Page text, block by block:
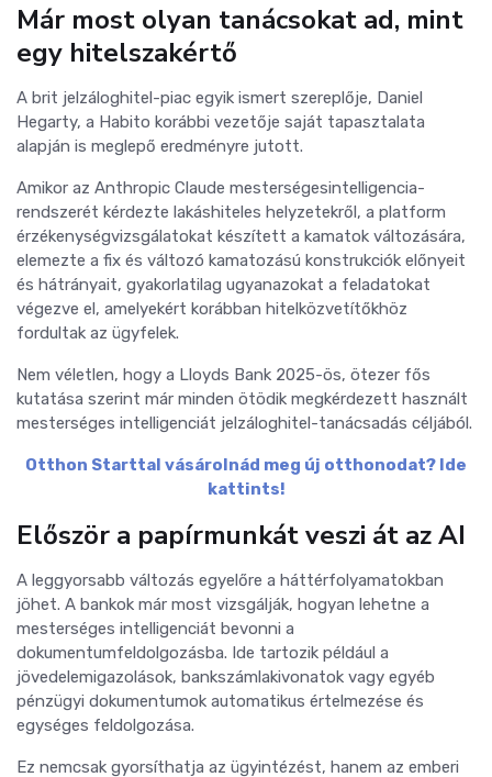
Már most olyan tanácsokat ad, mint
egy hitelszakértő
A brit jelzáloghitel-piac egyik ismert szereplője, Daniel
Hegarty, a Habito korábbi vezetője saját tapasztalata
alapján is meglepő eredményre jutott.
Amikor az Anthropic Claude mesterségesintelligencia-
rendszerét kérdezte lakáshiteles helyzetekről, a platform
érzékenységvizsgálatokat készített a kamatok változására,
elemezte a fix és változó kamatozású konstrukciók előnyeit
és hátrányait, gyakorlatilag ugyanazokat a feladatokat
végezve el, amelyekért korábban hitelközvetítőkhöz
fordultak az ügyfelek.
Nem véletlen, hogy a Lloyds Bank 2025-ös, ötezer fős
kutatása szerint már minden ötödik megkérdezett használt
mesterséges intelligenciát jelzáloghitel-tanácsadás céljából.
Otthon Starttal vásárolnád meg új otthonodat? Ide
kattints!
Először a papírmunkát veszi át az AI
A leggyorsabb változás egyelőre a háttérfolyamatokban
jöhet. A bankok már most vizsgálják, hogyan lehetne a
mesterséges intelligenciát bevonni a
dokumentumfeldolgozásba. Ide tartozik például a
jövedelemigazolások, bankszámlakivonatok vagy egyéb
pénzügyi dokumentumok automatikus értelmezése és
egységes feldolgozása.
Ez nemcsak gyorsíthatja az ügyintézést, hanem az emberi